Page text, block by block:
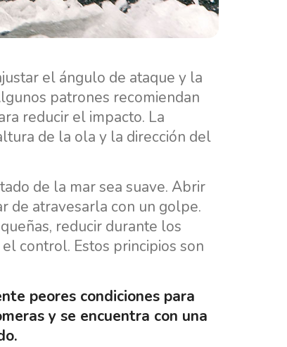
el ángulo de ataque y la
patrones recomiendan
reducir el impacto. La
de la ola y la dirección del
de la mar sea suave. Abrir
de atravesarla con un golpe.
reducir durante los
control. Estos principios son
peores condiciones para
y se encuentra con una